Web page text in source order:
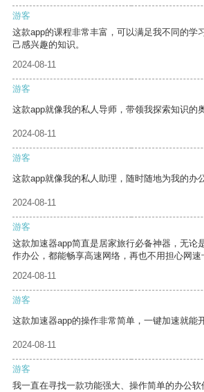
游客
这款app的课程非常丰富，可以满足我不同的学
己感兴趣的知识。
2024-08-11
游客
这款app就像我的私人导师，带领我探索知识的奥
2024-08-11
游客
这款app就像我的私人助理，随时随地为我的办
2024-08-11
游客
这款加速器app简直是居家旅行必备神器，无论
作办公，都能畅享高速网络，再也不用担心网速
2024-08-11
游客
这款加速器app的操作非常简单，一键加速就能
2024-08-11
游客
我一直在寻找一款功能强大、操作简单的办公